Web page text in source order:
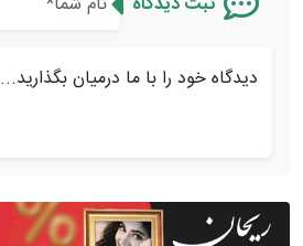
دیدگاه خود را با ما درمیان بگذارید...